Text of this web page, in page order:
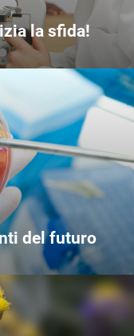
la sfida!
del futuro